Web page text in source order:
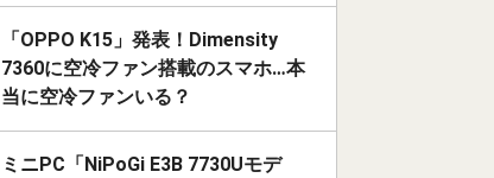
「OPPO K15」発表！Dimensity
7360に空冷ファン搭載のスマホ…本
当に空冷ファンいる？
ミニPC「NiPoGi E3B 7730Uモデ